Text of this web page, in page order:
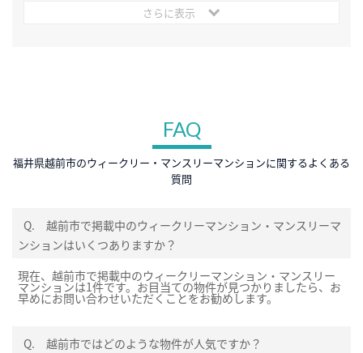
さらに表示
FAQ
福井県越前市のウィークリー・マンスリーマンションに関するよくある
質問
Q.
越前市で掲載中のウィークリーマンション・マンスリーマ
ンションはいくつありますか？
現在、越前市で掲載中のウィークリーマンション・マンスリー
マンションは1件です。お目当ての物件が見つかりましたら、お
早めにお問い合わせいただくことをお勧めします。
Q. 越前市ではどのような物件が人気ですか？